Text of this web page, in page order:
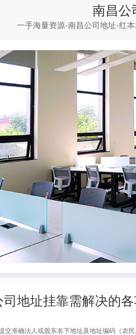
南昌公
一手海量资源-南昌公司地址-红
地址挂靠需解决的
交准确法人或股东名下地址及地址编码（农